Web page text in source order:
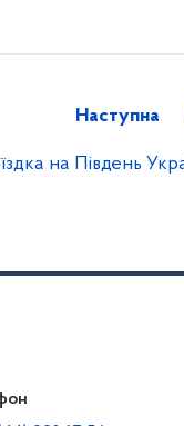
Наступна
на Південь